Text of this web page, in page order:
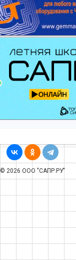
© 2026 ООО "САПР.РУ"